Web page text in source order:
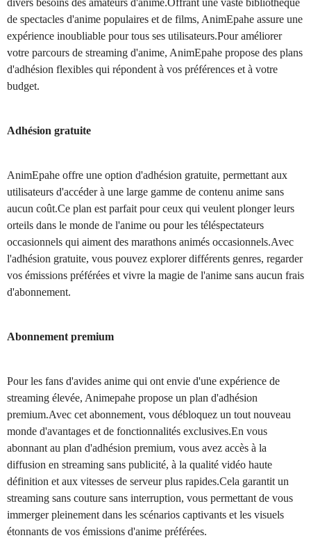
divers besoins des amateurs d'anime.Offrant une vaste bibliothèque
de spectacles d'anime populaires et de films, AnimEpahe assure une
expérience inoubliable pour tous ses utilisateurs.Pour améliorer
votre parcours de streaming d'anime, AnimEpahe propose des plans
d'adhésion flexibles qui répondent à vos préférences et à votre
budget.
Adhésion gratuite
AnimEpahe offre une option d'adhésion gratuite, permettant aux
utilisateurs d'accéder à une large gamme de contenu anime sans
aucun coût.Ce plan est parfait pour ceux qui veulent plonger leurs
orteils dans le monde de l'anime ou pour les téléspectateurs
occasionnels qui aiment des marathons animés occasionnels.Avec
l'adhésion gratuite, vous pouvez explorer différents genres, regarder
vos émissions préférées et vivre la magie de l'anime sans aucun frais
d'abonnement.
Abonnement premium
Pour les fans d'avides anime qui ont envie d'une expérience de
streaming élevée, Animepahe propose un plan d'adhésion
premium.Avec cet abonnement, vous débloquez un tout nouveau
monde d'avantages et de fonctionnalités exclusives.En vous
abonnant au plan d'adhésion premium, vous avez accès à la
diffusion en streaming sans publicité, à la qualité vidéo haute
définition et aux vitesses de serveur plus rapides.Cela garantit un
streaming sans couture sans interruption, vous permettant de vous
immerger pleinement dans les scénarios captivants et les visuels
étonnants de vos émissions d'anime préférées.